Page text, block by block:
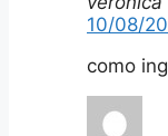
10/08/
como